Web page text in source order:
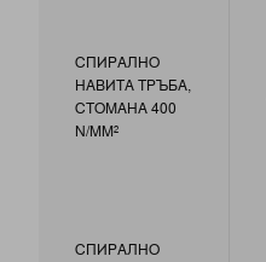
СПИРАЛНО
НАВИТА ТРЪБА,
СТОМАНА 400
N/MM²
СПИРАЛНО